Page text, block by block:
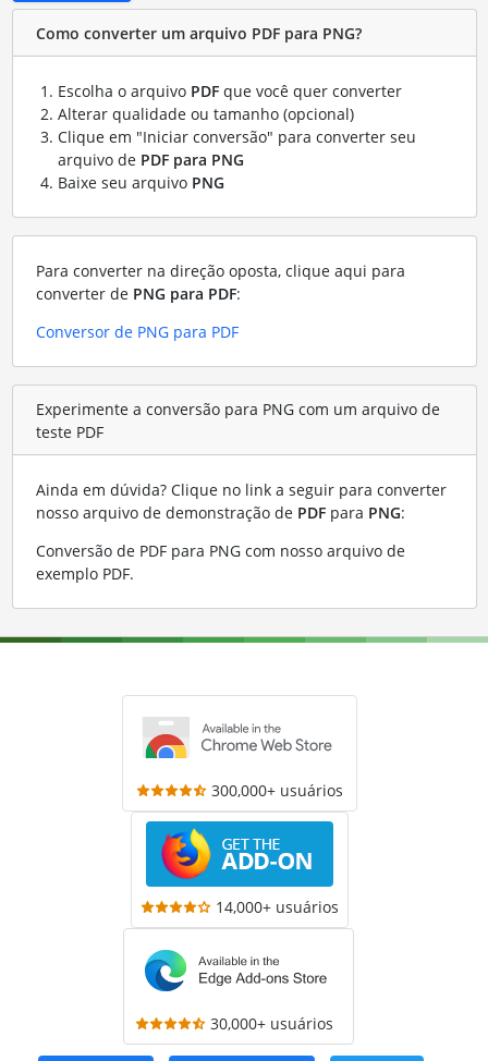
Como converter um arquivo PDF para PNG?
Escolha o arquivo PDFque você quer converter
Alterar qualidade ou tamanho (opcional)
Clique em "Iniciar conversão" para converter seu
arquivo de PDF para PNG
Baixe seu arquivo PNG
Para converter na direção oposta, clique aqui para
converter de PNG para PDF:
Conversor de PNG para PDF
Experimente a conversão para PNG com um arquivo de
teste PDF
Ainda em dúvida? Clique no link a seguir para converter
nosso arquivo de demonstração de PDFpara PNG:
Conversão de PDF para PNG com nosso arquivo de
exemplo PDF.
300,000+ usuários
14,000+ usuários
30,000+ usuários